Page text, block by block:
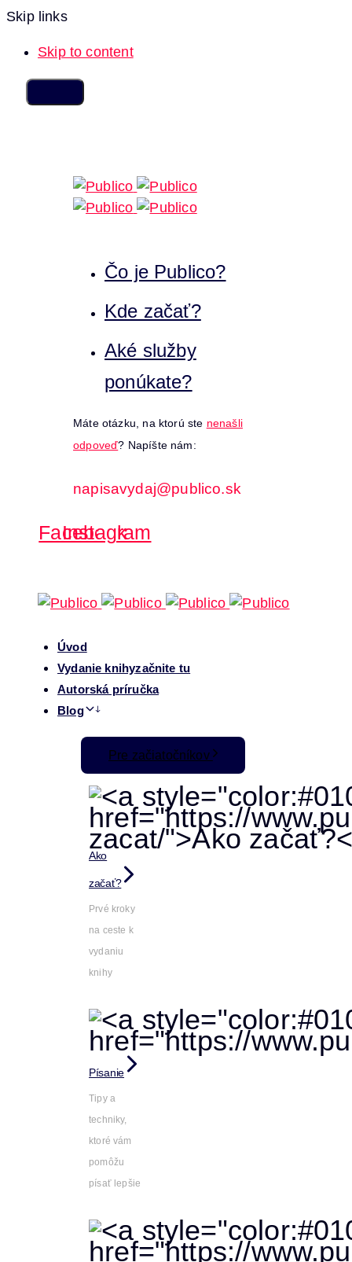
Skip links
Skip to content
Čo je Publico?
Kde začať?
Aké služby
ponúkate?
Máte otázku, na ktorú ste nenašli
odpoveď? Napíšte nám:
napisavydaj@publico.sk
Facebook
Instagram
Úvod
Vydanie knihyzačnite tu
Autorská príručka
Blog
Pre začiatočníkov
Ako
začať?
Prvé kroky
na ceste k
vydaniu
knihy
Písanie
Tipy a
techniky,
ktoré vám
pomôžu
písať lepšie